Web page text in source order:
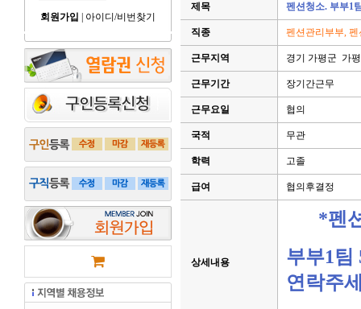
회원가입 아이디/비번찾기
제목 펜션청소. 부부1
직종 펜션관리부부,
근무지역 경기 가평군 가평
근무기간 장기간근무
근무요일 협의
국적 무관
학력 고졸
급여 협의후결정
상세내용
*펜
부부1팀
연락주